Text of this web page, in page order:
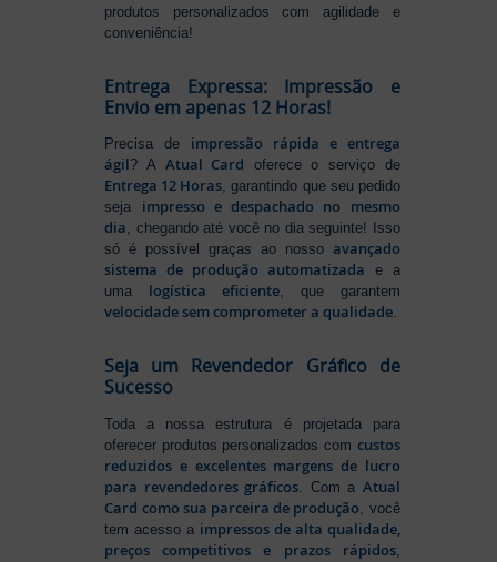
produtos personalizados com agilidade e
conveniência!
Entrega Expressa: Impressão e
Envio em apenas 12 Horas!
Precisa de impressão rápida e entrega
ágil? A Atual Card oferece o serviço de
Entrega 12 Horas, garantindo que seu pedido
seja impresso e despachado no mesmo
dia, chegando até você no dia seguinte! Isso
só é possível graças ao nosso avançado
sistema de produção automatizada e a
uma logística eficiente, que garantem
velocidade sem comprometer a qualidade.
Seja um Revendedor Gráfico de
Sucesso
Toda a nossa estrutura é projetada para
oferecer produtos personalizados com custos
reduzidos e excelentes margens de lucro
para revendedores gráficos. Com a Atual
Card como sua parceira de produção, você
tem acesso a impressos de alta qualidade,
preços competitivos e prazos rápidos,